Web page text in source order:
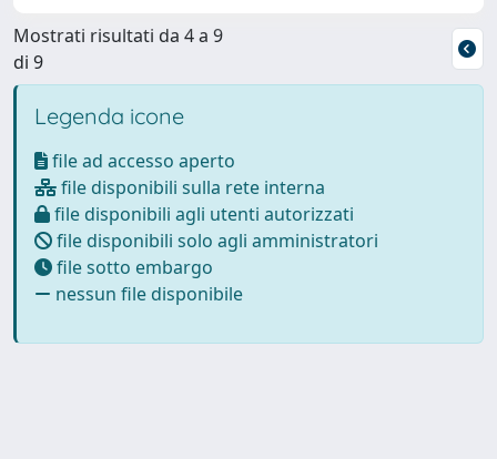
Mostrati risultati da 4 a 9
di 9
Legenda icone
file ad accesso aperto
file disponibili sulla rete interna
file disponibili agli utenti autorizzati
file disponibili solo agli amministratori
file sotto embargo
nessun file disponibile